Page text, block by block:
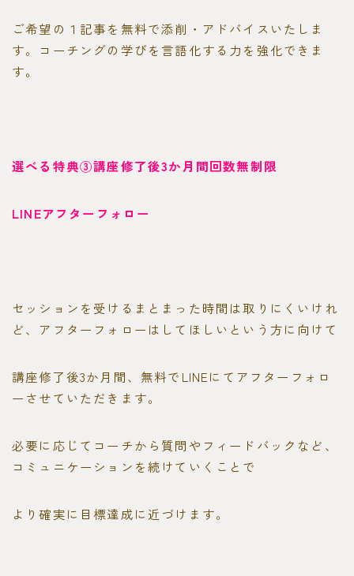
ご希望の１記事を無料で添削・アドバイスいたしま
す。コーチングの学びを言語化する力を強化できま
す。
選べる特典③講座修了後3か月間回数無制限
LINEアフターフォロー
セッションを受けるまとまった時間は取りにくいけれ
ど、アフターフォローはしてほしいという方に向けて
講座修了後3か月間、無料でLINEにてアフターフォロ
ーさせていただきます。
必要に応じてコーチから質問やフィードバックなど、
コミュニケーションを続けていくことで
より確実に目標達成に近づけます。